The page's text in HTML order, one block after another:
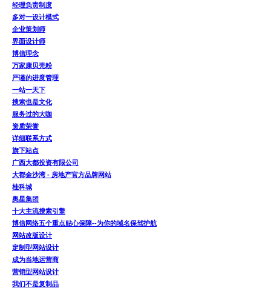
经理负责制度
多对一设计模式
企业策划师
界面设计师
博信理念
万家康贝壳粉
严谨的进度管理
一站一天下
搜索也是文化
服务过的大咖
资质荣誉
详细联系方式
旗下站点
广西大都投资有限公司
大都金沙湾 - 房地产官方品牌网站
桂科城
奥星集团
十大主流搜索引擎
博信网络五个重点贴心保障--为你的域名保驾护航
网站改版设计
定制型网站设计
成为当地运营商
营销型网站设计
我们不是复制品